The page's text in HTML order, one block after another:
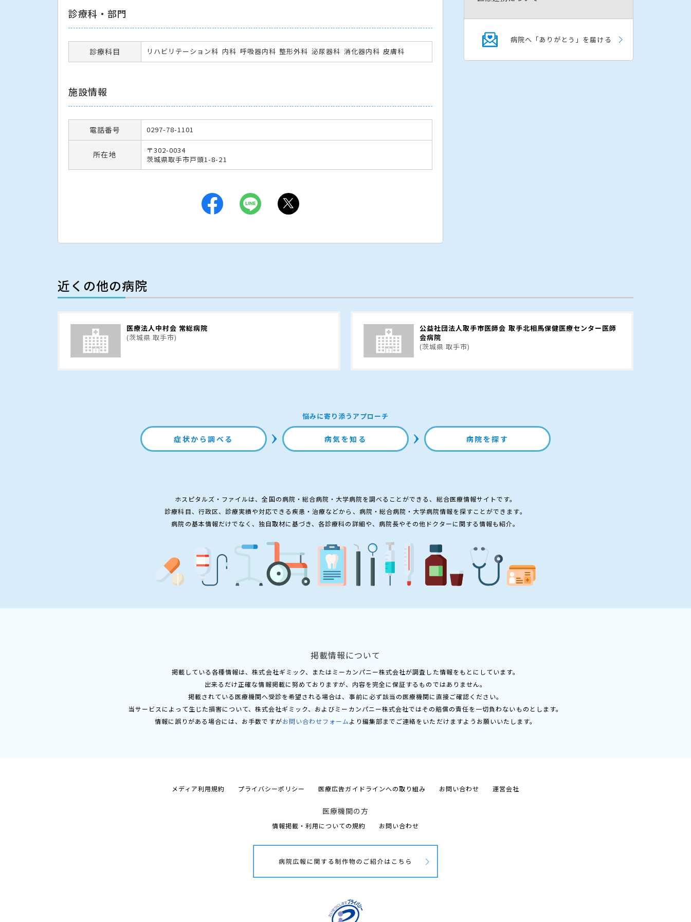
診療科・部門
診療科目 リハビリテーション科 内科 呼吸器内科 整形外科 泌尿器科 消化器内科 皮膚科
施設情報
電話番号 0297-78-1101
所在地
〒302-0034
茨城県取手市戸頭1-8-21
病院へ「ありがとう」を届ける
近くの他の病院
医療法人中村会 常総病院
(茨城県 取手市)
公益社団法人取手市医師会 取手北相馬保健医療センター医師
会病院
(茨城県 取手市)
悩みに寄り添うアプローチ
症状から調べる 病気を知る 病院を探す
ホスピタルズ・ファイルは、全国の病院・総合病院・大学病院を調べることができる、総合医療情報サイトです。
診療科目、行政区、診療実績や対応できる疾患・治療などから、病院・総合病院・大学病院情報を探すことができます。
病院の基本情報だけでなく、独自取材に基づき、各診療科の詳細や、病院長やその他ドクターに関する情報も紹介。
掲載情報について
掲載している各種情報は、株式会社ギミック、またはミーカンパニー株式会社が調査した情報をもとにしています。
出来るだけ正確な情報掲載に努めておりますが、内容を完全に保証するものではありません。
掲載されている医療機関へ受診を希望される場合は、事前に必ず該当の医療機関に直接ご確認ください。
当サービスによって生じた損害について、株式会社ギミック、およびミーカンパニー株式会社ではその賠償の責任を一切負わないものとします。
情報に誤りがある場合には、お手数ですがお問い合わせフォームより編集部までご連絡をいただけますようお願いいたします。
メディア利用規約 プライバシーポリシー 医療広告ガイドラインへの取り組み お問い合わせ 運営会社
医療機関の方
情報掲載・利用についての規約 お問い合わせ